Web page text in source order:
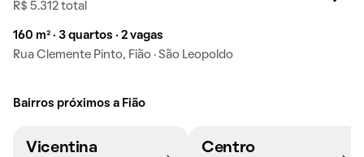
R$ 5.312 total
160 m² · 3 quartos · 2 vagas
Rua Clemente Pinto, Fião · São Leopoldo
Bairros próximos a Fião
Vicentina Centro